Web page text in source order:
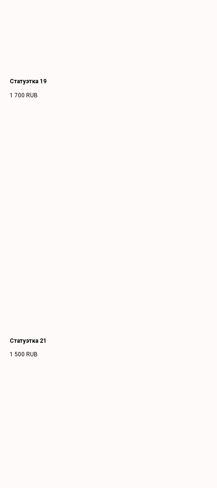
Статуэтка 19
1 700 RUB
Статуэтка 21
1 500 RUB